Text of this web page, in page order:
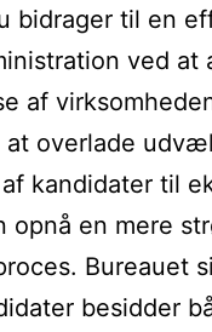
bidrager til en
ved at
af
overlade
kandidater til
opnå en mere
Bureauet
besidder